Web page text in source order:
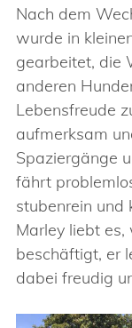
Nach dem
wurde in
gearbeitet, die
anderen
Lebensfreude
aufmerksam
Spaziergänge
fährt
stubenrein und
Marley liebt
beschäftigt, er
dabei freudig